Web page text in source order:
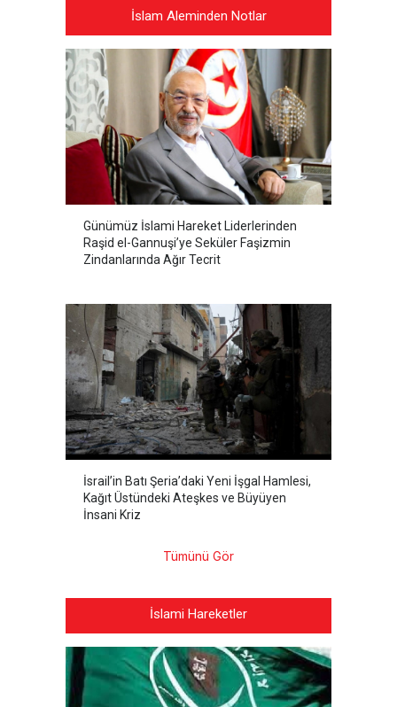
İslam Aleminden Notlar
Günümüz İslami Hareket Liderlerinden
Raşid el-Gannuşi’ye Seküler Faşizmin
Zindanlarında Ağır Tecrit
İsrail’in Batı Şeria’daki Yeni İşgal Hamlesi,
Kağıt Üstündeki Ateşkes ve Büyüyen
İnsani Kriz
Tümünü Gör
İslami Hareketler